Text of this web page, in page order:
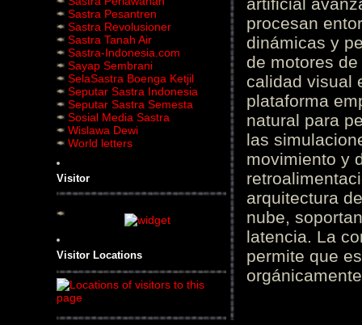
Sastra Pesantren
Sastra Revolusioner
Sastra Tanah Air
Sastra-Indonesia.com
Sayap Sembrani
SelaSastra Boenga Ketjil
Seputar Sastra Indonesia
Seputar Sastra Semesta
Sosial Media Sastra
Wislawa Dewi
World letters
Visitor
Visitor Locations
procesan
dinámicas y
de motores
calidad visual
plataforma
natural para
las
movimiento y
arquitectura
nube,
latencia. La
permite que